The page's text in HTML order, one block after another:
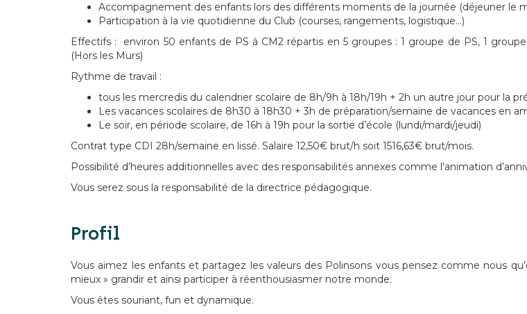
Accompagnement des enfants lors des différents moments de la journée (déjeuner le
Participation à la vie quotidienne du Club (courses, rangements, logistique…)
Effectifs : environ 50 enfants de PS à CM2 répartis en 5 groupes : 1 groupe de PS, 1
(Hors les Murs)
Rythme de travail :
tous les mercredis du calendrier scolaire de 8h/9h à 18h/19h + 2h un autre jour pour la
Les vacances scolaires de 8h30 à 18h30 + 3h de préparation/semaine de vacances en
Le soir, en période scolaire, de 16h à 19h pour la sortie d’école (lundi/mardi/jeudi)
Contrat type CDI 28h/semaine en lissé. Salaire 12,50€ brut/h soit 1516,63€ brut/mois.
Possibilité d’heures additionnelles avec des responsabilités annexes comme l’animation
Vous serez sous la responsabilité de la directrice pédagogique.
Profil
Vous aimez les enfants et partagez les valeurs des Polinsons vous pensez comme nous
mieux » grandir et ainsi participer à réenthousiasmer notre monde.
Vous êtes souriant, fun et dynamique.